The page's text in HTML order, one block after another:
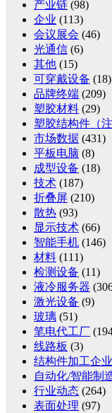
产业链 (98)
企业 (113)
会议展会 (46)
光通信 (6)
其他 (15)
可穿戴设备 (18)
品牌终端 (209)
塑胶材料 (29)
塑胶结构件（
市场数据 (431)
平板电脑 (8)
成型设备 (18)
技术 (187)
折叠屏 (210)
散热 (93)
显示技术 (66)
智能手机 (146)
材料 (111)
检测设备 (11)
液冷服务器
激光设备 (9)
玻璃 (51)
笔电代工厂
线路板 (3)
结构件加工企业
自动化/智能制
行业动态 (264)
表面处理 (97)